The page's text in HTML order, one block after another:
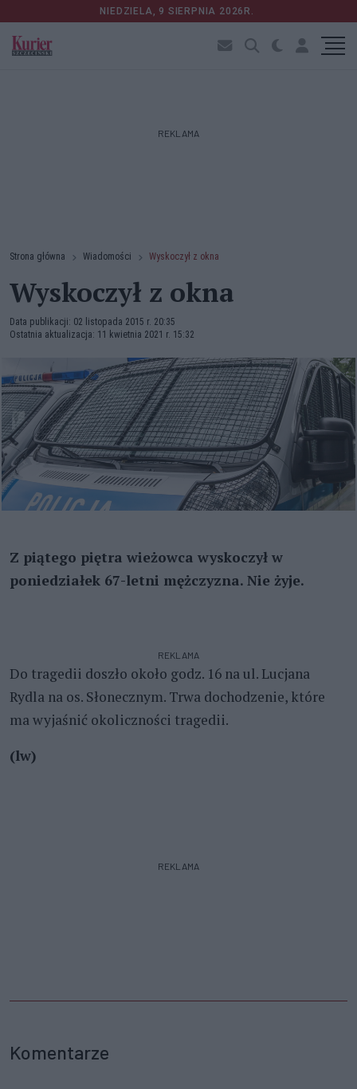
NIEDZIELA, 9 SIERPNIA 2026R.
REKLAMA
Strona główna Wiadomości Wyskoczył z okna
Wyskoczył z okna
Data publikacji: 02 listopada 2015 r. 20:35
Ostatnia aktualizacja: 11 kwietnia 2021 r. 15:32
Z piątego piętra wieżowca wyskoczył w
poniedziałek 67-letni mężczyzna. Nie żyje.
REKLAMA
Do tragedii doszło około godz. 16 na ul. Lucjana
Rydla na os. Słonecznym. Trwa dochodzenie, które
ma wyjaśnić okoliczności tragedii.
(lw)
REKLAMA
Komentarze